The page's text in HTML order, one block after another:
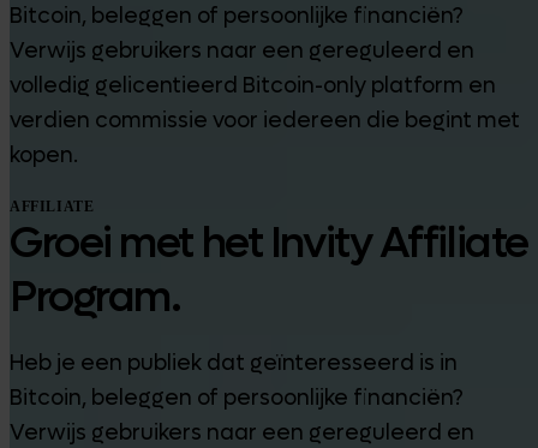
Bitcoin, beleggen of persoonlijke financiën?
Verwijs gebruikers naar een gereguleerd en
volledig gelicentieerd Bitcoin-only platform en
verdien commissie voor iedereen die begint met
kopen.
AFFILIATE
Groei met het Invity Affiliate
Program.
Heb je een publiek dat geïnteresseerd is in
Bitcoin, beleggen of persoonlijke financiën?
Verwijs gebruikers naar een gereguleerd en